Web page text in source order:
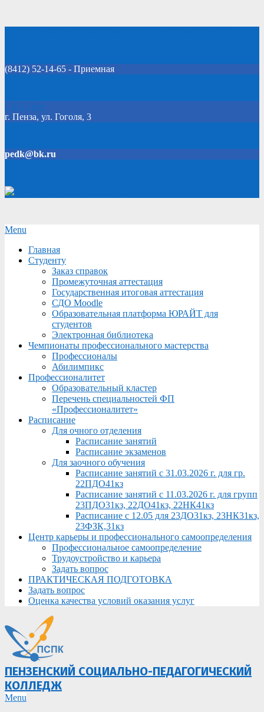
(8412) 52-14-65 - Приемная
Click Here
г. Пенза, ул. Гоголя, 3
pedk@bk.ru
Secondary
Menu
Menu
Главная
Студенту
Заказ справок
Промежуточная аттестация
Государственная итоговая аттестация
СДО Moodle
Образовательная платформа ЮРАЙТ для
студентов
Электронная библиотека
Чемпионаты профессионального мастерства
Профессионалы
Абилимпикс
Профессионалитет
Образовательный кластер
Перечень специальностей ФП
«Профессионалитет»
Расписание
Для очного отделения
Расписание занятий
Расписание экзаменов
Для заочного обучения
Расписание занятий с 31.03.2026 г. для гр.
22ПДО41кз
Расписание занятий с 11.03.2026 г. для групп
23ПДО31кз, 22ДО41кз, 22НК41кз
Расписание с 12.05 для 23ДО31кз, 23НК31кз,
23ФЗК,31кз
Центр карьеры и профессионального самоопределения
Профессиональное самоопределение
Трудоустройство и карьера
Задать вопрос
ПРАКТИЧЕСКАЯ ПОДГОТОВКА
Задать вопрос
Оценка качества условий оказания услуг
ПЕНЗЕНСКИЙ СОЦИАЛЬНО-ПЕДАГОГИЧЕСКИЙ
КОЛЛЕДЖ
Primary
Menu